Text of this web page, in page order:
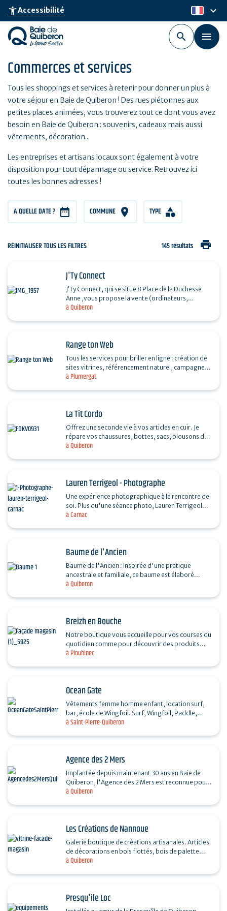
Aller
au
contenu
principal
accessibility_newAccessibilité fr
keyboard_arrow_down
Commerces et services
Tous les shoppings et services à retenir pour donner un plus à
votre séjour en Baie de Quiberon ! Des rues piétonnes aux
petites places animées, vous trouverez tout ce dont vous avez
besoin en Baie de Quiberon : souvenirs, cadeaux mais aussi
vêtements, décoration...
Les entreprises et artisans locaux sont également à votre
disposition pour tout dépannage ou service. Retrouvez ici
toutes les bonnes adresses !
A QUELLE DATE ? COMMUNE TYPE
RÉINITIALISER TOUS LES FILTRES 145 résultats print
à Quiberon
J'Ty Connect
J’Ty Connect, qui se situe 8 Place de la Duchesse
Anne ,vous propose la vente (ordinateurs,
imprimantes, encres, clés USB, ...), le dépannage,
à Plumergat
Range ton Web
Tous les services pour briller en ligne : création de
sites vitrines, référencement naturel, campagnes
à Quiberon
La Tit Cordo
Offrez une seconde vie à vos articles en cuir. Je
répare vos chaussures, bottes, sacs, blousons de
cuir, mais aussi des objets insolites en cuir qui
à Carnac
Lauren Terrigeol - Photographe
Une expérience photographique à la rencontre de
soi. Plus qu'une séance photo, Lauren Terrigeol
vous guide à travers une expérience corporelle,
à Quiberon
Baume de l'Ancien
Baume de l'Ancien : Inspirée d'une pratique
ancestrale et familiale, ce baume est élaboré
artisanalement à Quiberon. Les plantes qui le
à Plouhinec
Breizh en Bouche
Notre boutique vous accueille pour vos courses du
quotidien comme pour découvrir des produits
bretons typiques à rapporter ou à offrir. Épicerie
à Saint-Pierre-Quiberon
Ocean Gate
Vêtements femme homme enfant, location surf,
bar, école de Wingfoil. Surf, Wingfoil, Paddle,
Skateboard, Plongée, Kayak, Kitesurf, Windsurf.
à Quiberon
Agence des 2 Mers
Implantée depuis maintenant 30 ans en Baie de
Quiberon, l'Agence des 2 Mers est reconnue pour
ses compétences et sa connaissance du marché…
à Quiberon
Les Créations de Nannoue
Galerie boutique de créations artisanales. Articles
de décorations en bois flottés, bois de palette
ramassés sur les plages de la presqu'ile de…
Presqu'ile Loc